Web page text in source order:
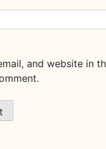
and website in